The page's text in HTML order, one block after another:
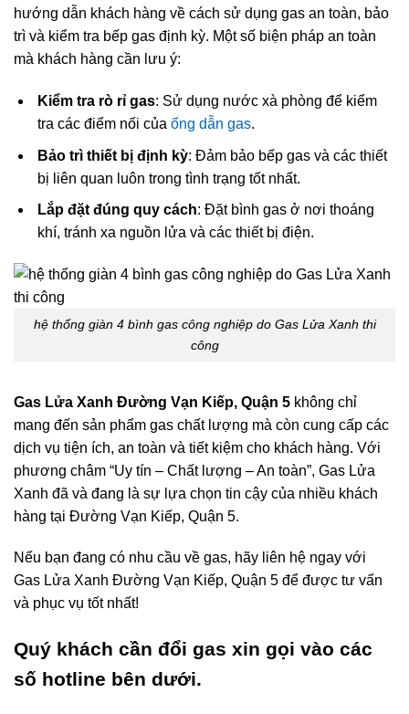
hướng dẫn khách hàng về cách sử dụng gas an toàn, bảo
trì và kiểm tra bếp gas định kỳ. Một số biện pháp an toàn
mà khách hàng cần lưu ý:
Kiểm tra rò rỉ gas: Sử dụng nước xà phòng để kiểm
tra các điểm nối của ống dẫn gas.
Bảo trì thiết bị định kỳ: Đảm bảo bếp gas và các thiết
bị liên quan luôn trong tình trạng tốt nhất.
Lắp đặt đúng quy cách: Đặt bình gas ở nơi thoáng
khí, tránh xa nguồn lửa và các thiết bị điện.
hệ thống giàn 4 bình gas công nghiệp do Gas Lửa Xanh thi
công
Gas Lửa Xanh Đường Vạn Kiếp, Quận 5 không chỉ
mang đến sản phẩm gas chất lượng mà còn cung cấp các
dịch vụ tiện ích, an toàn và tiết kiệm cho khách hàng. Với
phương châm “Uy tín – Chất lượng – An toàn”, Gas Lửa
Xanh đã và đang là sự lựa chọn tin cậy của nhiều khách
hàng tại Đường Vạn Kiếp, Quận 5.
Nếu bạn đang có nhu cầu về gas, hãy liên hệ ngay với
Gas Lửa Xanh Đường Vạn Kiếp, Quận 5 để được tư vấn
và phục vụ tốt nhất!
Quý khách cần đổi gas xin gọi vào các
số hotline bên dưới.